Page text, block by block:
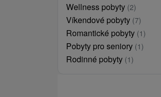
Wellness pobyty (2)
Víkendové pobyty (7)
Romantické pobyty (1)
Pobyty pro seniory (1)
Rodinné pobyty (1)